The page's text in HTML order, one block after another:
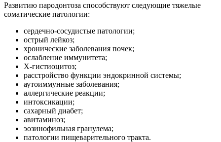
Развитию пародонтоза способствуют следующие тяжелые
соматические патологии:
сердечно-сосудистые патологии;
острый лейкоз;
хронические заболевания почек;
ослабление иммунитета;
Х-гистиоцитоз;
расстройство функции эндокринной системы;
аутоиммунные заболевания;
аллергические реакции;
интоксикации;
сахарный диабет;
авитаминоз;
эозинофильная гранулема;
патологии пищеварительного тракта.